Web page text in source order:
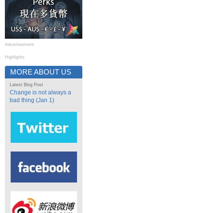
Advertisement
Highlights
MORE ABOUT US
Latest Blog Post
Change is not always a
bad thing (Jan 1)